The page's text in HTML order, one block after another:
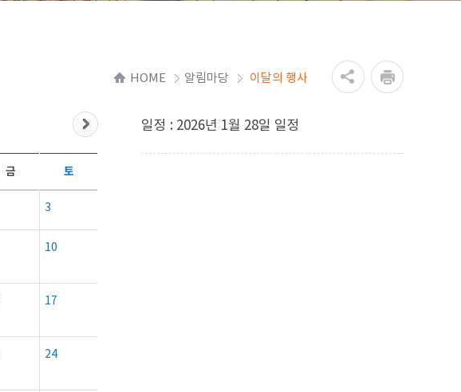
HOME 알림마당 이달의 행사
금 토
3
10
17
24
일정 : 2026년 1월 28일 일정